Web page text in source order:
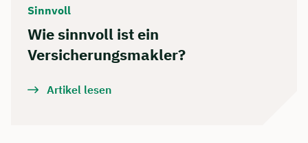
Sinnvoll
Wie sinnvoll ist ein
Versicherungsmakler?
Artikel lesen